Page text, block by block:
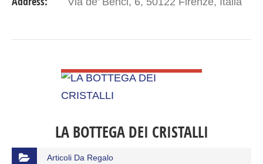
LA BOTTEGA DEI CRISTALLI
Articoli Da Regalo